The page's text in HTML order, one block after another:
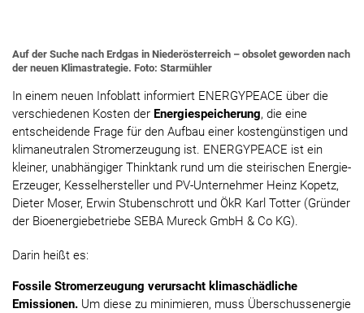
Auf der Suche nach Erdgas in Niederösterreich – obsolet geworden nach
der neuen Klimastrategie. Foto: Starmühler
In einem neuen Infoblatt informiert ENERGYPEACE über die
verschiedenen Kosten der Energiespeicherung, die eine
entscheidende Frage für den Aufbau einer kostengünstigen und
klimaneutralen Stromerzeugung ist. ENERGYPEACE ist ein
kleiner, unabhängiger Thinktank rund um die steirischen Energie-
Erzeuger, Kesselhersteller und PV-Unternehmer Heinz Kopetz,
Dieter Moser, Erwin Stubenschrott und ÖkR Karl Totter (Gründer
der Bioenergiebetriebe SEBA Mureck GmbH & Co KG).
Darin heißt es:
Fossile Stromerzeugung verursacht klimaschädliche
Emissionen. Um diese zu minimieren, muss Überschussenergie